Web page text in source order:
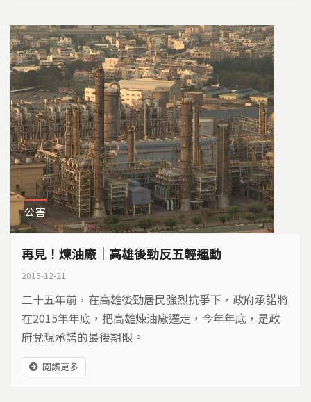
公害
再見！煉油廠｜高雄後勁反五輕運動
2015-12-21
二十五年前，在高雄後勁居民強烈抗爭下，政府承諾將
在2015年年底，把高雄煉油廠遷走，今年年底，是政
府兌現承諾的最後期限。
閱讀更多